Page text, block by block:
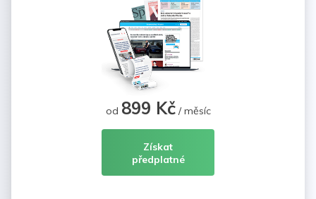
od 899 Kč/ měsíc
Získat
předplatné